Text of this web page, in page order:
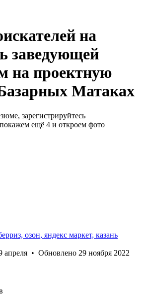
на
заведующей
на проектную
Матаках
зарегистрируйтесь
ещё 4 и откроем фото
озон, яндекс маркет, казань
апреля • Обновлено 29 ноября 2022